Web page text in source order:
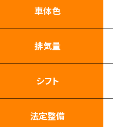
車体色
排気量
シフト
法定整備